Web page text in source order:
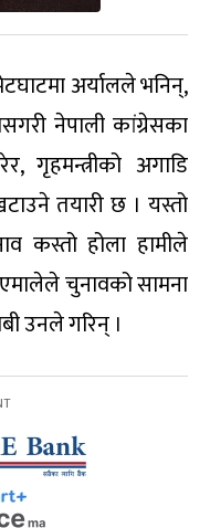
अर्यालले भनिन्,
नेपाली कांग्रेसका
गृहमन्त्रीको अगाडि
तयारी छ । यस्तो
कस्तो होला हामीले
चुनावको सामना
उनले गरिन् ।